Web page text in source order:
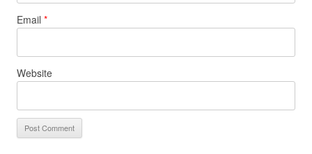
Email *
Website